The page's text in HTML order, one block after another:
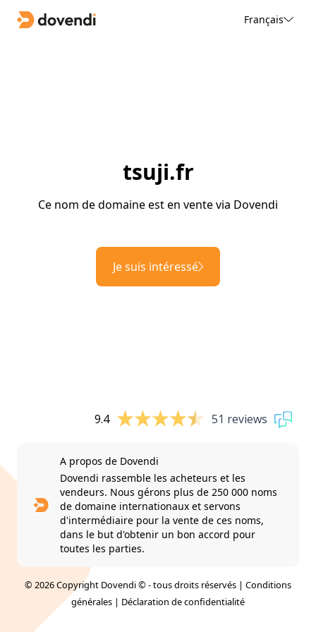
Français
tsuji.fr
Ce nom de domaine est en vente via Dovendi
Je suis intéressé
9.4 51 reviews
A propos de Dovendi
Dovendi rassemble les acheteurs et les
vendeurs. Nous gérons plus de 250 000 noms
de domaine internationaux et servons
d'intermédiaire pour la vente de ces noms,
dans le but d'obtenir un bon accord pour
toutes les parties.
© 2026 Copyright Dovendi © - tous droits réservés | Conditions
générales | Déclaration de confidentialité